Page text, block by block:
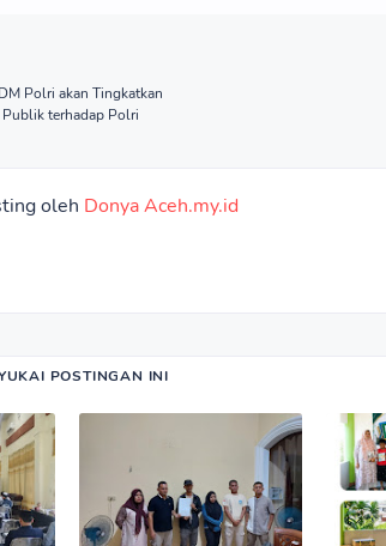
Polri akan Tingkatkan
Publik terhadap Polri
oleh Donya Aceh.my.id
POSTINGAN INI